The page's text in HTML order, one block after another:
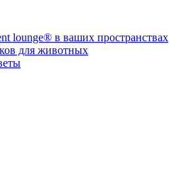
lounge® в ваших пространствах
для животных